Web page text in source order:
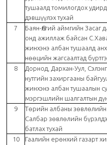
тушаалд томилогдох
дэвшүүлэх тухай
7
Баян-Өлгий аймгийн Засаг
онд ажиллаж байсан
жинхэнэ албан тушаалд
нөөцийн жагсаалтад
8
Дорнод, Дархан-Уул,
нутгийн захиргааны
жинхэнэ албан тушаалын
мэргэшлийн шалгалтын
9
Төрийн албаны зөвлөлийн
Салбар зөвлөлийн
батлах тухай
10
Гаалийн ерөнхий газарт